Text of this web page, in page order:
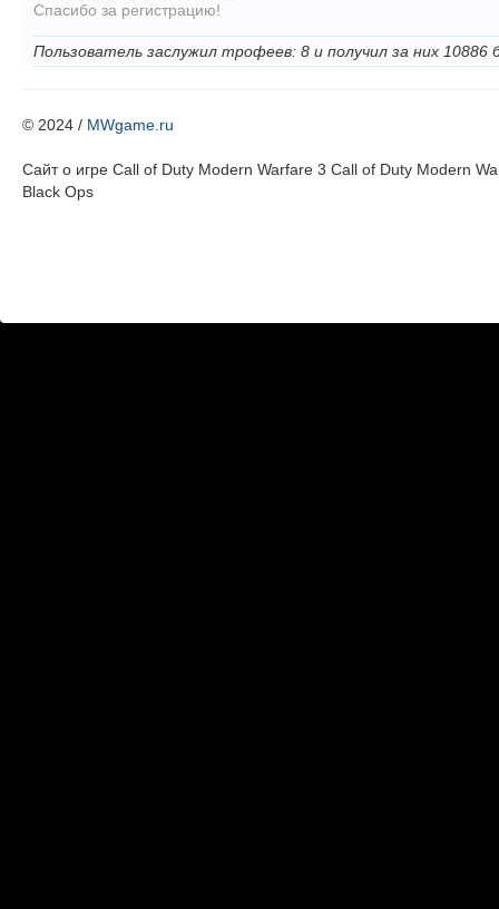
Спасибо за регистрацию!
Пользователь заслужил трофеев: 8 и получил за них 10886
© 2024 / MWgame.ru
Cайт о игре Call of Duty Modern Warfare 3 Call of Duty Modern
Black Ops